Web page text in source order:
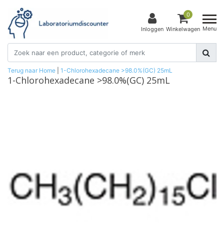
Inloggen
0
Winkelwagen Menu
Terug naar Home 1-Chlorohexadecane >98.0%(GC) 25mL
1-Chlorohexadecane >98.0%(GC) 25mL